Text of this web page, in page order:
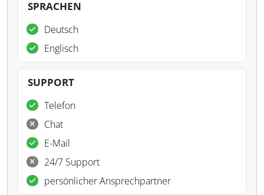
SPRACHEN
Deutsch
Englisch
SUPPORT
Telefon
Chat
E-Mail
24/7 Support
persönlicher Ansprechpartner